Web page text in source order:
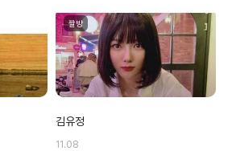
짤방
김유정
11.08